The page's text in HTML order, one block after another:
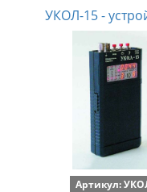
УКОЛ-15 -
Артикул: